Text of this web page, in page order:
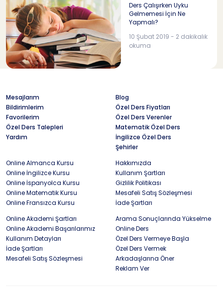
Ders Çalışırken Uyku
Gelmemesi İçin Ne
Yapmalı?
10 Şubat 2019 - 2 dakikalık
okuma
Mesajlarım
Bildirimlerim
Favorilerim
Özel Ders Talepleri
Yardım
Blog
Özel Ders Fiyatları
Özel Ders Verenler
Matematik Özel Ders
İngilizce Özel Ders
Şehirler
Online Almanca Kursu
Online İngilizce Kursu
Online İspanyolca Kursu
Online Matematik Kursu
Online Fransızca Kursu
Hakkımızda
Kullanım Şartları
Gizlilik Politikası
Mesafeli Satış Sözleşmesi
İade Şartları
Online Akademi Şartları
Online Akademi Başarılarımız
Kullanım Detayları
İade Şartları
Mesafeli Satış Sözleşmesi
Arama Sonuçlarında Yükselme
Online Ders
Özel Ders Vermeye Başla
Özel Ders Vermek
Arkadaşlarına Öner
Reklam Ver